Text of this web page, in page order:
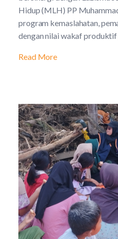
Hidup (MLH) PP
program kemaslahatan,
dengan nilai wakaf
Read More